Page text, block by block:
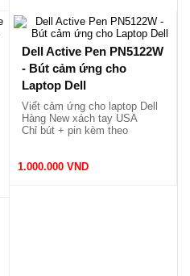
Dell Active Pen PN5122W
- Bút cảm ứng cho
Laptop Dell
Viết cảm ứng cho laptop Dell
Hàng New xách tay USA
Chỉ bút + pin kèm theo
1.000.000 VND